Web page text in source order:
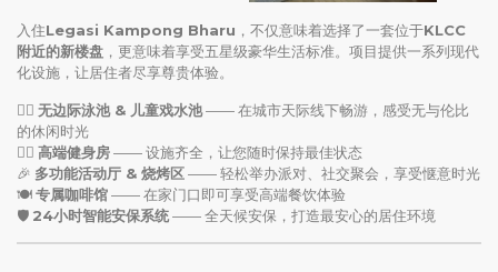
入住Legasi Kampong Bharu ，不仅意味着选择了一套位于KLCC
附近的新楼盘 ，更意味着享受五星级豪华生活标准。项目提供一系列现代
化设施，让居住者尽享尊贵体验。
🏊‍♂ 无边际泳池 & 儿童戏水池—— 在城市天际线下畅游，感受无与伦比
的休闲时光
🏋‍♀ 高端健身房—— 设施齐全，让您随时保持最佳状态
🎉 多功能活动厅 & 烧烤区—— 轻松举办派对、社交聚会，享受惬意时光
🍽️专属咖啡馆—— 在家门口即可享受高端餐饮体验
🛡 24小时智能安保系统—— 全天候安保，打造最安心的居住环境